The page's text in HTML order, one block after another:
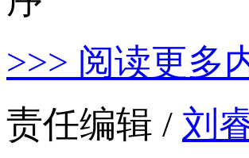
>>> 阅读更多
责任编辑 / 刘